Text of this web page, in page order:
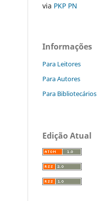
via PKP PN
Informações
Para Leitores
Para Autores
Para Bibliotecários
Edição Atual